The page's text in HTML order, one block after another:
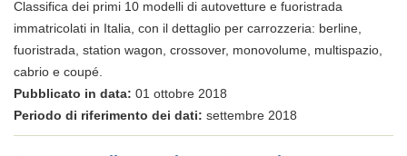
Classifica dei primi 10 modelli di autovetture e fuoristrada
immatricolati in Italia, con il dettaglio per carrozzeria: berline,
fuoristrada, station wagon, crossover, monovolume, multispazio,
cabrio e coupé.
Pubblicato in data: 01 ottobre 2018
Periodo di riferimento dei dati: settembre 2018